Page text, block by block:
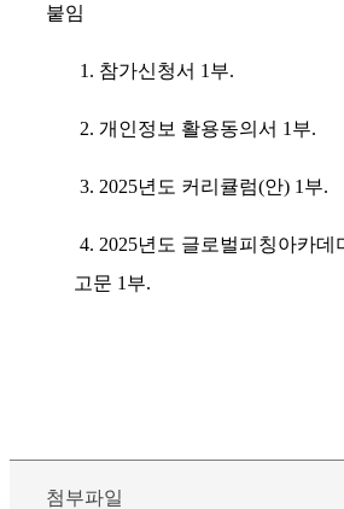
붙임
1. 참가신청서 1 부.
2. 개인정보 활용동의서 1 부.
3. 2025년도 커리큘럼(안) 1 부.
4. 2025년도 글로벌피칭아카데
고문 1 부.
첨부파일